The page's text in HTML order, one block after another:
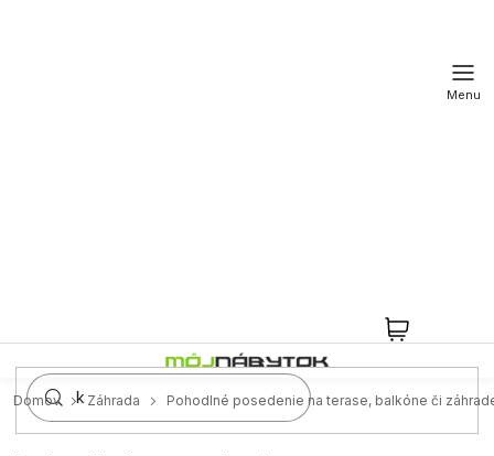
KOŠÍK
Domov Záhrada Pohodlné posedenie na terase, balkóne či